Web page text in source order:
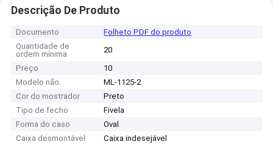
Descrição De Produto
Documento
Folheto PDF do produto
Quantidade de
ordem mínima
20
Preço
10
Modelo não.
ML-1125-2
Cor do mostrador
Preto
Tipo de fecho
Fivela
Forma do caso
Oval
Caixa desmontável
Caixa indesejável